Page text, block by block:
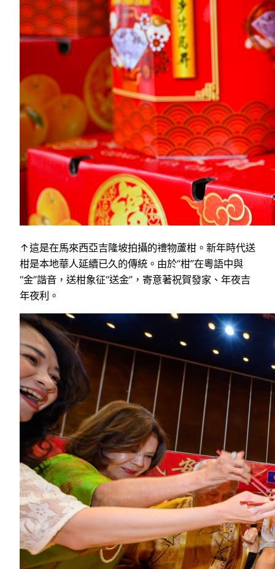
↑這是在馬來西亞吉隆坡拍攝的禮物蘆柑。新年時代送
柑是本地華人延續已久的傳統。由於“柑”在粵語中與
“金”諧音，送柑象征“送金”，寄意著祝賀發家、年夜吉
年夜利。